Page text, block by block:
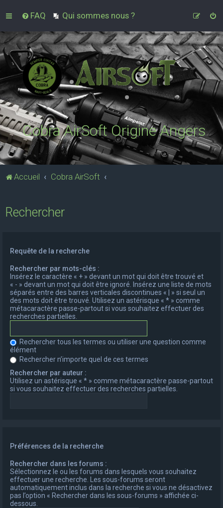
FAQ Qui sommes nous ?
Cobra AirSoft Origine Angers
Accueil Cobra AirSoft
Rechercher
Requête de la recherche
Rechercher par mots-clés :
Insérez le caractère « + » devant un mot qui doit être trouvé et
« - » devant un mot qui doit être ignoré. Insérez une liste de mots
séparés entre des barres verticales discontinues « | » si seul un
des mots doit être trouvé. Utilisez un astérisque « * » comme
métacaractère passe-partout si vous souhaitez effectuer des
recherches partielles.
Rechercher tous les termes ou utiliser une question comme
élément
Rechercher n’importe quel de ces termes
Rechercher par auteur :
Utilisez un astérisque « * » comme métacaractère passe-partout
si vous souhaitez effectuer des recherches partielles.
Préférences de la recherche
Rechercher dans les forums :
Sélectionnez le ou les forums dans lesquels vous souhaitez
effectuer une recherche. Les sous-forums seront
automatiquement inclus dans la recherche si vous ne désactivez
pas l’option « Rechercher dans les sous-forums » affichée ci-
dessous.